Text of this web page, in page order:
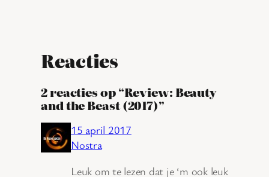
Reacties
2 reacties op “Review: Beauty
and the Beast (2017)”
15 april 2017
Nostra
Leuk om te lezen dat je ‘m ook leuk